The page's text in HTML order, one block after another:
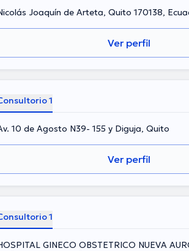
Joaquín de Arteta, Quito 170138,
Ver perfil
1
10 de Agosto N39- 155 y Diguja, Quito
Ver perfil
1
GINECO OBSTETRICO NUEVA